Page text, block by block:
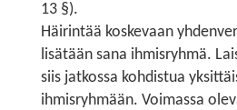
13 §).
Häirintää koskevaan
lisätään sana ihmisryhmä.
siis jatkossa kohdistua
ihmisryhmään. Voimassa